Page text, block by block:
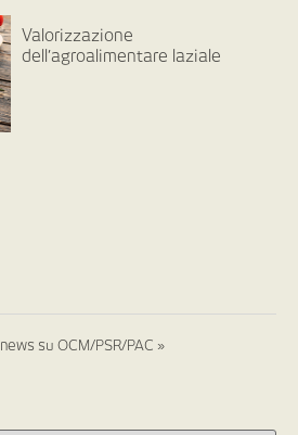
Valorizzazione
dell’agroalimentare laziale
su OCM/PSR/PAC »